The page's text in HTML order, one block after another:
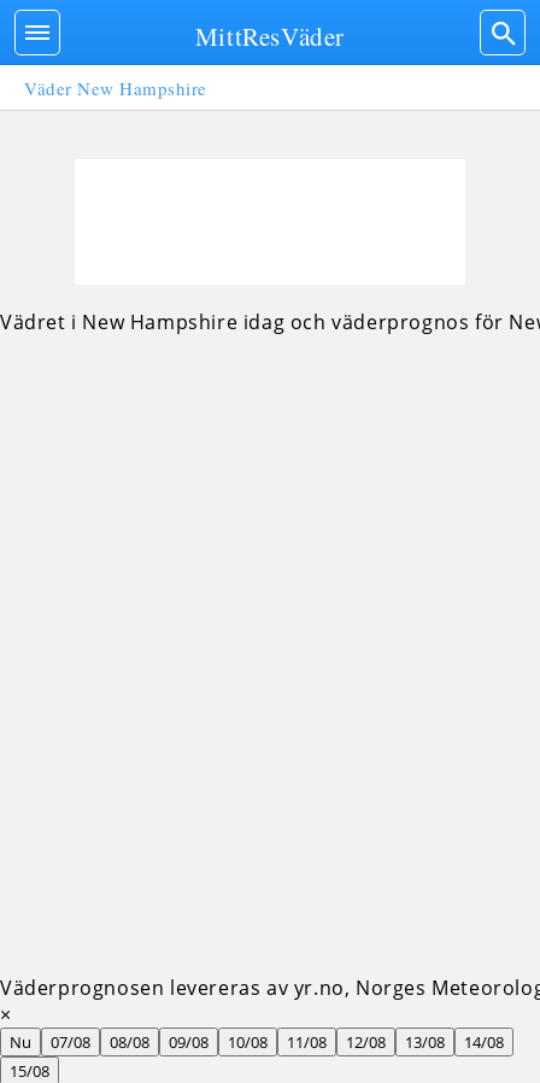
Väder New Hampshire
Vädret i New Hampshire idag och väderprognos för
Väderprognosen levereras av yr.no, Norges
×
Nu 07/08 08/08 09/08 10/08 11/08 12/08 13/08
14/08
15/08
MittResVäder